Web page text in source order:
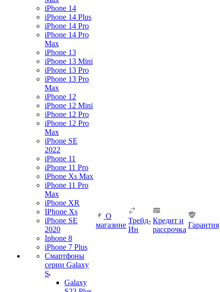
iPhone 14
iPhone 14 Plus
iPhone 14 Pro
iPhone 14 Pro
Max
iPhone 13
iPhone 13 Mini
iPhone 13 Pro
iPhone 13 Pro
Max
iPhone 12
iPhone 12 Mini
iPhone 12 Pro
iPhone 12 Pro
Max
iPhone SE
2022
iPhone 11
iPhone 11 Pro
iPhone Xs Max
iPhone 11 Pro
Max
iPhone XR
IPhone Xs
iPhone SE
2020
Iphone 8
iPhone 7 Plus
Смартфоны
серии Galaxy
S
Galaxy
О
магазине
Трейд-
Ин
Кредит и
рассрочка
Гарантия